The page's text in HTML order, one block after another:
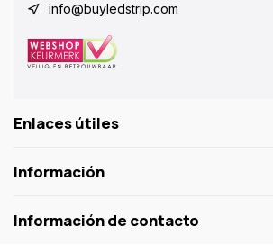
info@buyledstrip.com
Enlaces útiles
Información
Información de contacto